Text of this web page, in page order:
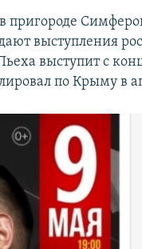
выступления
выступит с
по Крыму в